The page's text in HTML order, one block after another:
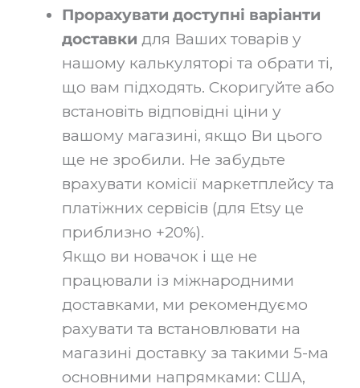
Прорахувати доступні варіанти
доставки для Ваших товарів у
нашому калькуляторі та обрати ті,
що вам підходять. Скоригуйте або
встановіть відповідні ціни у
вашому магазині, якщо Ви цього
ще не зробили. Не забудьте
врахувати комісії маркетплейсу та
платіжних сервісів (для Etsy це
приблизно +20%).
Якщо ви новачок і ще не
працювали із міжнародними
доставками, ми рекомендуємо
рахувати та встановлювати на
магазині доставку за такими 5-ма
основними напрямками: США,